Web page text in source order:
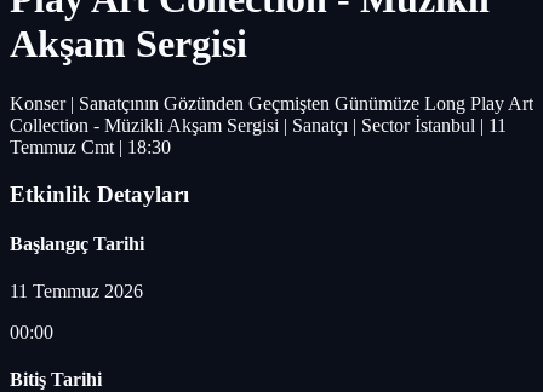
Akşam Sergisi
Konser | Sanatçının Gözünden Geçmişten Günümüze Long Play Art
Collection - Müzikli Akşam Sergisi | Sanatçı | Sector İstanbul | 11
Temmuz Cmt | 18:30
Etkinlik Detayları
Başlangıç Tarihi
11 Temmuz 2026
00:00
Bitiş Tarihi